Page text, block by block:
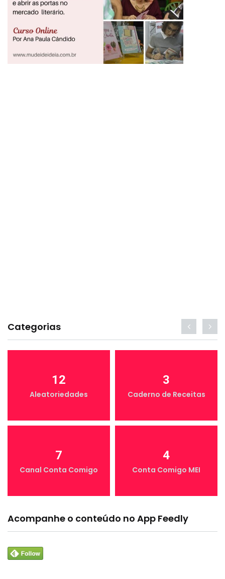
Categorias
12
Aleatoriedades
3
Caderno de Receitas
7
Canal Conta Comigo
4
Conta Comigo MEI
Acompanhe o conteúdo no App Feedly